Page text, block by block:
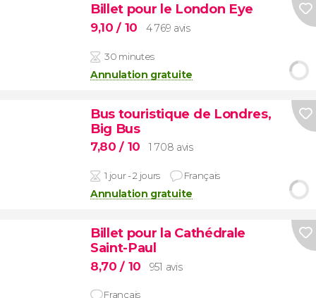
Billet pour le London Eye
9,10/ 10 4 769 avis
30 minutes
Annulation gratuite
Bus touristique de Londres,
Big Bus
7,80/ 10 1 708 avis
1 jour - 2 jours Français
Annulation gratuite
Billet pour la Cathédrale
Saint-Paul
8,70/ 10 951 avis
Français